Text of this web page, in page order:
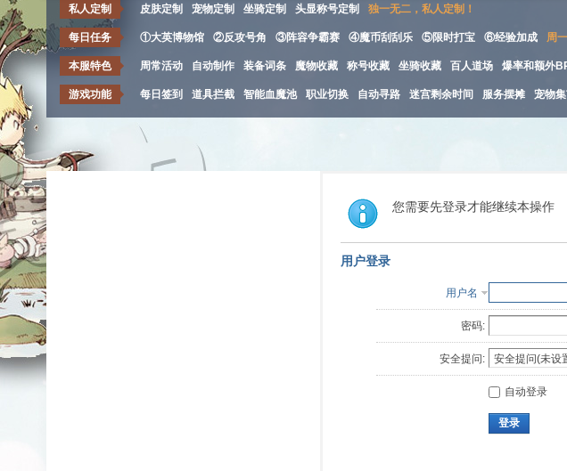
私人定制 皮肤定制 宠物定制 坐骑定制 头显称号定制 独一无二，私人定制！
每日任务 ①大英博物馆 ②反攻号角 ③阵容争霸赛 ④魔币刮刮乐 ⑤限时打宝 ⑥经验加成 周
本服特色 周常活动 自动制作 装备词条 魔物收藏 称号收藏 坐骑收藏 百人道场 爆率和额外
游戏功能 每日签到 道具拦截 智能血魔池 职业切换 自动寻路 迷宫剩余时间 服务摆摊 宠物
您需要先登录才能继续本操作
用户登录
用户名
密码:
安全提问:
自动登录
登录